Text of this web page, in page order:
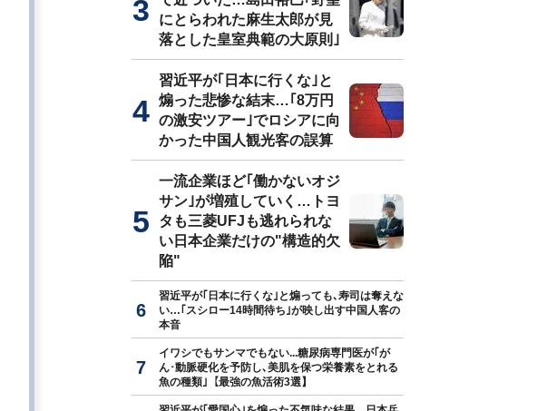
にとらわれた麻生太郎が見
落とした皇室典範の大原則｣
習近平が｢日本に行くな｣と
煽った悲惨な結末…｢8万円
の激安ツアー｣でロシアに向
かった中国人観光客の誤算
一流企業ほど｢働かないオジ
サン｣が増殖していく…トヨ
タも三菱UFJも逃れられな
い日本企業だけの"構造的欠
陥"
習近平が｢日本に行くな｣と煽っても､寿司は奪えな
い…｢スシロー14時間待ち｣が映し出す中国人客の
本音
イワシでもサンマでもない...糖尿病専門医が｢が
ん･動脈硬化を予防し､美肌を保つ栄養素をとれる
魚の種類｣【最強の魚活術3選】